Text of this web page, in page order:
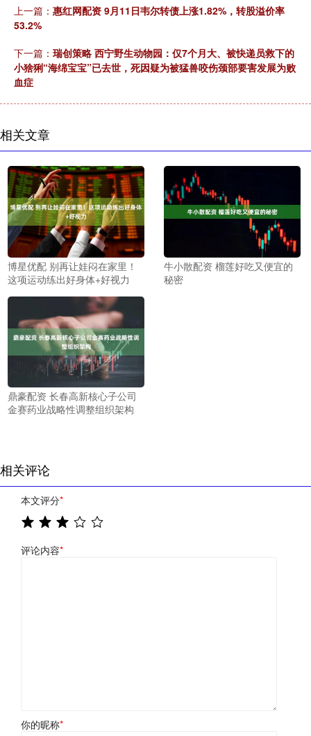
上一篇： 惠红网配资 9月11日韦尔转债上涨1.82%，转股溢价率
53.2%
下一篇： 瑞创策略 西宁野生动物园：仅7个月大、被快递员救下的
小猞猁“海绵宝宝”已去世，死因疑为被猛兽咬伤颈部要害发展为败
血症
相关文章
博星优配 别再让娃闷在家里！
这项运动练出好身体+好视力
牛小散配资 榴莲好吃又便宜的
秘密
鼎豪配资 长春高新核心子公司
金赛药业战略性调整组织架构
相关评论
本文评分*
评论内容*
你的昵称*